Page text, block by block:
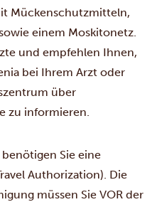
Mückenschutzmitteln,
einem Moskitonetz.
und empfehlen Ihnen,
bei Ihrem Arzt oder
über
zu informieren.
benötigen Sie eine
Authorization). Die
müssen Sie VOR der